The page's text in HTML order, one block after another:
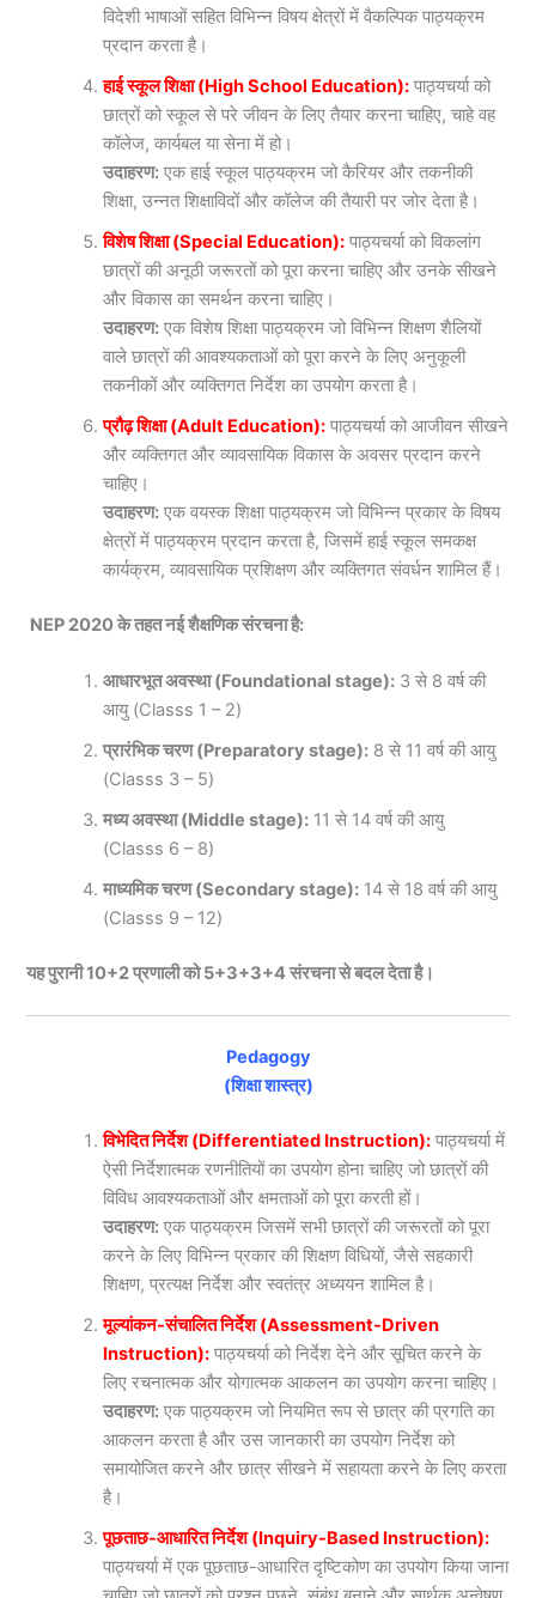
विदेशी भाषाओं सहित विभिन्न विषय क्षेत्रों में वैकल्पिक पाठ्यक्रम
प्रदान करता है।
हाई स्कूल शिक्षा (High School Education): पाठ्यचर्या को
छात्रों को स्कूल से परे जीवन के लिए तैयार करना चाहिए, चाहे वह
कॉलेज, कार्यबल या सेना में हो।
उदाहरण: एक हाई स्कूल पाठ्यक्रम जो कैरियर और तकनीकी
शिक्षा, उन्नत शिक्षाविदों और कॉलेज की तैयारी पर जोर देता है।
विशेष शिक्षा (Special Education): पाठ्यचर्या को विकलांग
छात्रों की अनूठी जरूरतों को पूरा करना चाहिए और उनके सीखने
और विकास का समर्थन करना चाहिए।
उदाहरण: एक विशेष शिक्षा पाठ्यक्रम जो विभिन्न शिक्षण शैलियों
वाले छात्रों की आवश्यकताओं को पूरा करने के लिए अनुकूली
तकनीकों और व्यक्तिगत निर्देश का उपयोग करता है।
प्रौढ़ शिक्षा (Adult Education): पाठ्यचर्या को आजीवन सीखने
और व्यक्तिगत और व्यावसायिक विकास के अवसर प्रदान करने
चाहिए।
उदाहरण: एक वयस्क शिक्षा पाठ्यक्रम जो विभिन्न प्रकार के विषय
क्षेत्रों में पाठ्यक्रम प्रदान करता है, जिसमें हाई स्कूल समकक्ष
कार्यक्रम, व्यावसायिक प्रशिक्षण और व्यक्तिगत संवर्धन शामिल हैं।
NEP 2020 के तहत नई शैक्षणिक संरचना है:
आधारभूत अवस्था (Foundational stage): 3 से 8 वर्ष की
आयु (Classs 1 – 2)
प्रारंभिक चरण (Preparatory stage): 8 से 11 वर्ष की आयु
(Classs 3 – 5)
मध्य अवस्था (Middle stage): 11 से 14 वर्ष की आयु
(Classs 6 – 8)
माध्यमिक चरण (Secondary stage): 14 से 18 वर्ष की आयु
(Classs 9 – 12)
यह पुरानी 10+2 प्रणाली को 5+3+3+4 संरचना से बदल देता है।
Pedagogy
(शिक्षा शास्त्र)
विभेदित निर्देश (Differentiated Instruction): पाठ्यचर्या में
ऐसी निर्देशात्मक रणनीतियों का उपयोग होना चाहिए जो छात्रों की
विविध आवश्यकताओं और क्षमताओं को पूरा करती हों।
उदाहरण: एक पाठ्यक्रम जिसमें सभी छात्रों की जरूरतों को पूरा
करने के लिए विभिन्न प्रकार की शिक्षण विधियों, जैसे सहकारी
शिक्षण, प्रत्यक्ष निर्देश और स्वतंत्र अध्ययन शामिल है।
मूल्यांकन-संचालित निर्देश (Assessment-Driven
Instruction): पाठ्यचर्या को निर्देश देने और सूचित करने के
लिए रचनात्मक और योगात्मक आकलन का उपयोग करना चाहिए।
उदाहरण: एक पाठ्यक्रम जो नियमित रूप से छात्र की प्रगति का
आकलन करता है और उस जानकारी का उपयोग निर्देश को
समायोजित करने और छात्र सीखने में सहायता करने के लिए करता
है।
पूछताछ-आधारित निर्देश (Inquiry-Based Instruction):
पाठ्यचर्या में एक पूछताछ-आधारित दृष्टिकोण का उपयोग किया जाना